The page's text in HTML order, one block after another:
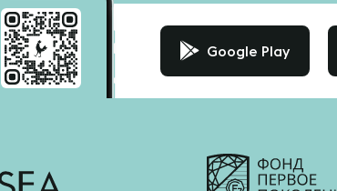
Google Play